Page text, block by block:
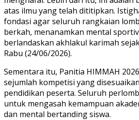
atas ilmu yang telah dititipkan.
fondasi agar seluruh rangkaian
berkah, menanamkan mental
berlandaskan akhlakul karimah
Rabu (24/06/2026).
Sementara itu, Panitia HIMMAH
sejumlah kompetisi yang
pendidikan peserta. Seluruh
untuk mengasah kemampuan
dan mental bertanding siswa.